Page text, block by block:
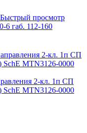
Быстрый просмотр
6 габ. 112-160
2-кл. 1п СП
SchE MTN3126-0000